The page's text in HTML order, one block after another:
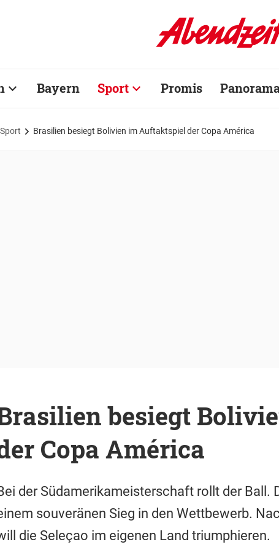
Bayern Sport Promis
Sport Brasilien besiegt Bolivien im Auftaktspiel der Copa América
besiegt
Copa América
der Südamerikameisterschaft rollt der Ball.
souveränen Sieg in den Wettbewerb.
die Seleçao im eigenen Land triumphieren.